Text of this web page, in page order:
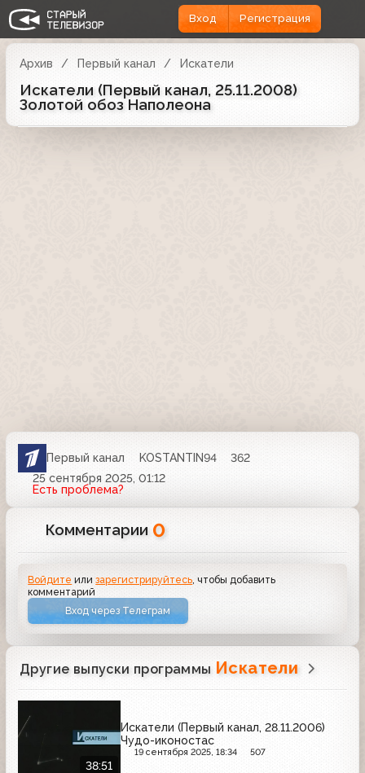
Вход Регистрация
Архив Первый канал Искатели
Искатели (Первый канал, 25.11.2008)
Золотой обоз Наполеона
Первый канал KOSTANTIN94
362
25 сентября 2025, 01:12
Есть проблема?
Комментарии 0
Войдите илизарегистрируйтесь , чтобы добавить
комментарий
Вход через Телеграм
Другие выпуски программы Искатели
38:51
Искатели (Первый канал, 28.11.2006)
Чудо-иконостас
19 сентября 2025, 18:34 507